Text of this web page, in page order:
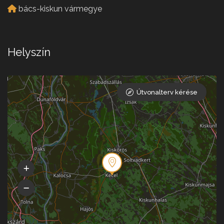
bács-kiskun vármegye
Helyszín
Útvonalterv kérése